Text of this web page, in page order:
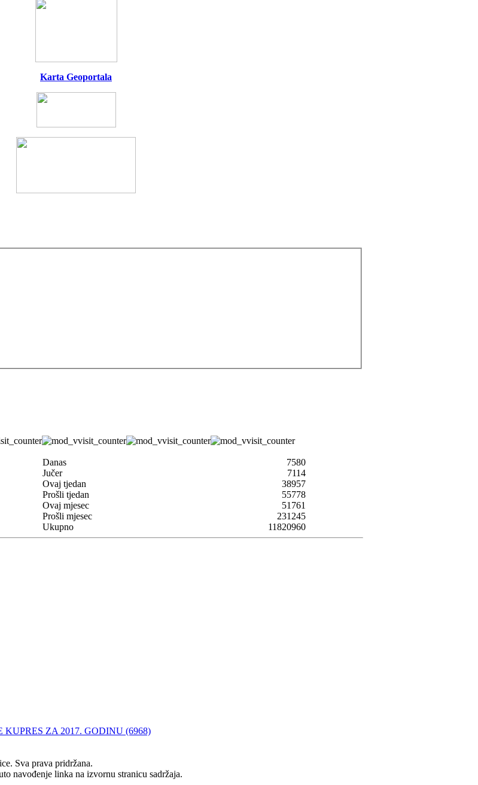
Karta Geoportala
Danas
7580
Jučer
7114
Ovaj tjedan
38957
Prošli tjedan
55778
Ovaj mjesec
51761
Prošli mjesec
231245
Ukupno
11820960
ZA 2017. GODINU (6968)
Sva prava pridržana.
navođenje linka na izvornu stranicu sadržaja.